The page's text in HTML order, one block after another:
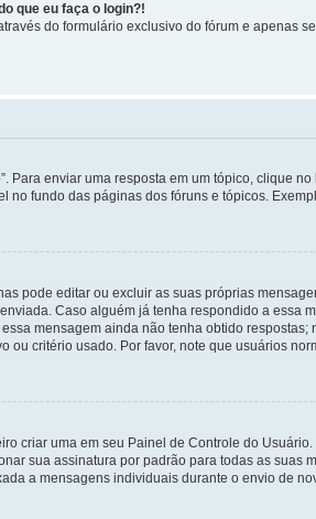
que eu faça o login?!
do formulário exclusivo do fórum e apenas
Para enviar uma resposta em um tópico, clique
fundo das páginas dos fóruns e tópicos.
pode editar ou excluir as suas próprias
Caso alguém já tenha respondido a essa
mensagem ainda não tenha obtido
critério usado. Por favor, note que usuários
criar uma em seu Painel de Controle do
sua assinatura por padrão para todas as
a mensagens individuais durante o envio de